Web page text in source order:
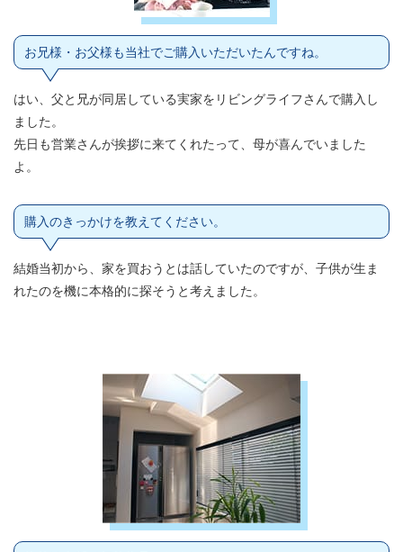
お兄様・お父様も当社でご購入いただいたんですね。
はい、父と兄が同居している実家をリビングライフさんで購入し
ました。
先日も営業さんが挨拶に来てくれたって、母が喜んでいました
よ。
購入のきっかけを教えてください。
結婚当初から、家を買おうとは話していたのですが、子供が生ま
れたのを機に本格的に探そうと考えました。